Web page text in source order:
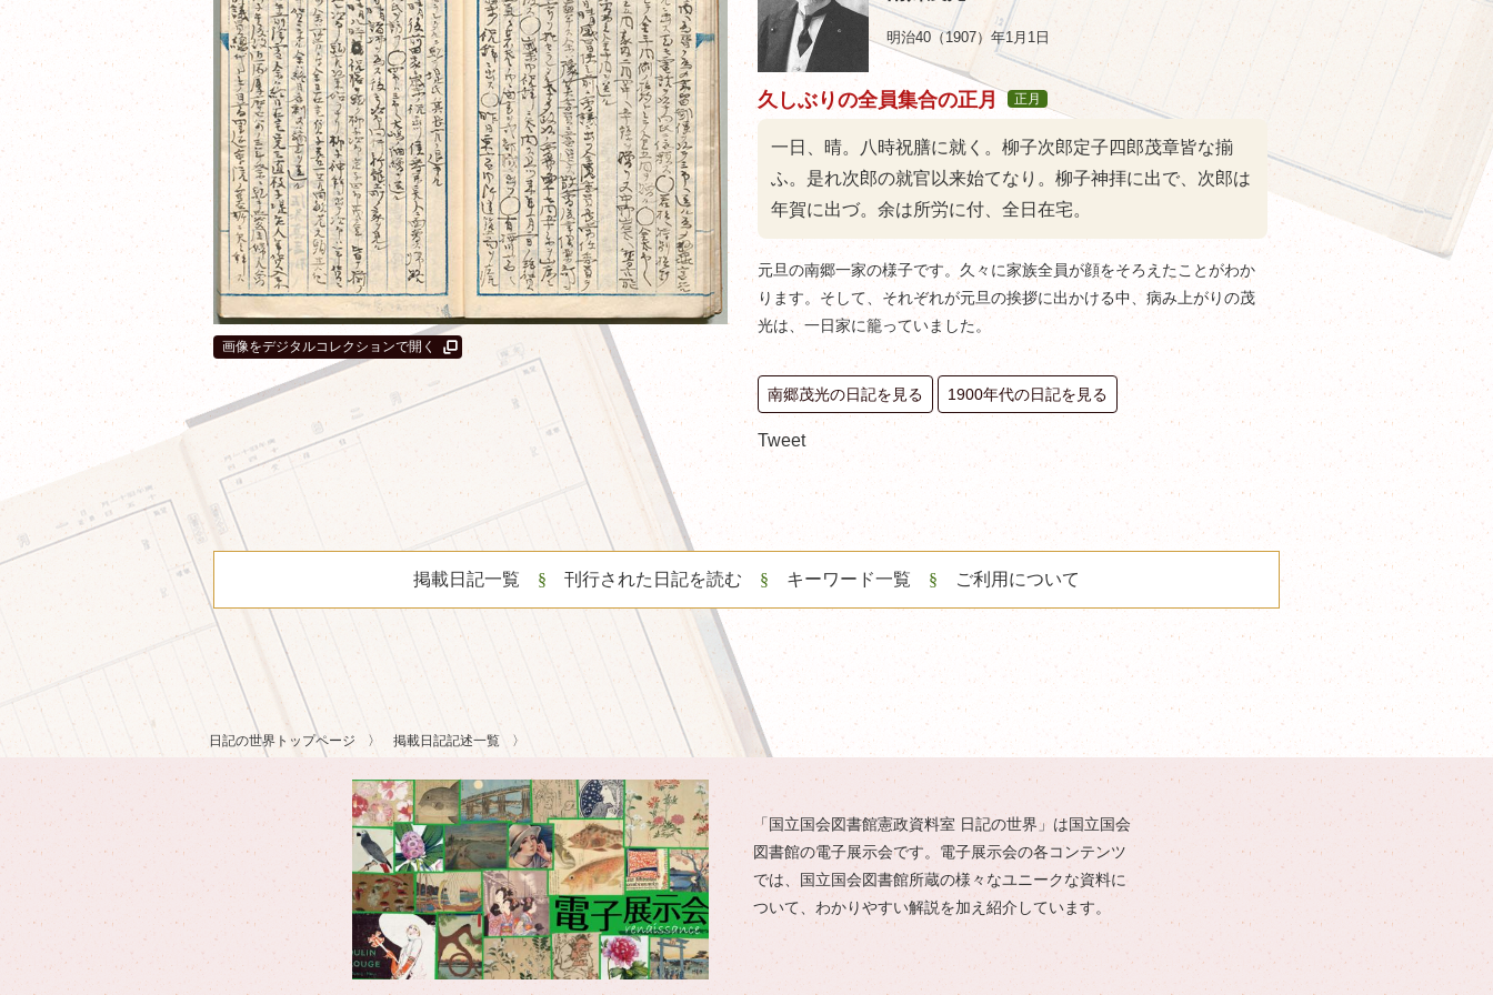
画像をデジタルコレクションで開く
明治40（1907）年1月1日
久しぶりの全員集合の正月 正月
一日、晴。八時祝膳に就く。柳子次郎定子四郎茂章皆な揃
ふ。是れ次郎の就官以来始てなり。柳子神拝に出で、次郎は
年賀に出づ。余は所労に付、全日在宅。
元旦の南郷一家の様子です。久々に家族全員が顔をそろえたことがわか
ります。そして、それぞれが元旦の挨拶に出かける中、病み上がりの茂
光は、一日家に籠っていました。
南郷茂光の日記を見る 1900年代の日記を見る
Tweet
掲載日記一覧 刊行された日記を読む キーワード一覧 ご利用について
日記の世界トップページ 掲載日記記述一覧
「国立国会図書館憲政資料室 日記の世界」は国立国会
図書館の電子展示会です。電子展示会の各コンテンツ
では、国立国会図書館所蔵の様々なユニークな資料に
ついて、わかりやすい解説を加え紹介しています。